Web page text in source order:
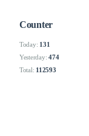
Counter
Today: 131
Yesterday:474
Total: 112593